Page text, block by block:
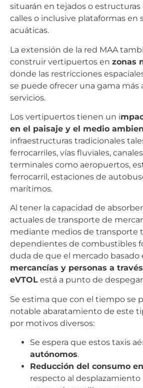
situarán en tejados o estructuras
calles o inclusive plataformas en
acuáticas.
La extensión de la red MAA
construir vertipuertos en zonas
donde las restricciones
se puede ofrecer una gama más
servicios.
Los vertipuertos tienen un i
en el paisaje y el medio
infraestructuras tradicionales
ferrocarriles, vías fluviales,
terminales como aeropuertos,
ferrocarril, estaciones de
marítimos.
Al tener la capacidad de
actuales de transporte de
mediante medios de transporte
dependientes de combustibles
duda de que el mercado basado
mercancías y personas a
eVTOL está a punto de
Se estima que con el tiempo se
notable abaratamiento de este
por motivos diversos:
Se espera que estos taxis
autónomos.
Reducción del consumo
respecto al desplazamiento